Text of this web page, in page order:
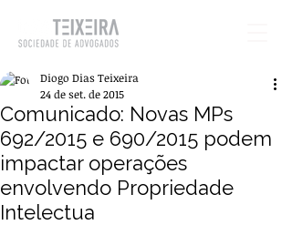
Comunicado: Novas MPs
692/2015 e 690/2015 podem
impactar operações
envolvendo Propriedade
Intelectua
Diogo Dias Teixeira
24 de set. de 2015